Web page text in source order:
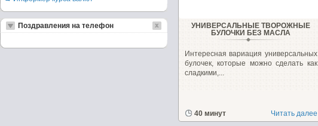
УНИВЕРСАЛЬНЫЕ ТВОРОЖНЫЕ
БУЛОЧКИ БЕЗ МАСЛА
Интересная вариация универсальных
булочек, которые можно сделать как
сладкими,...
40 минут Читать далее
Поздравления на телефон